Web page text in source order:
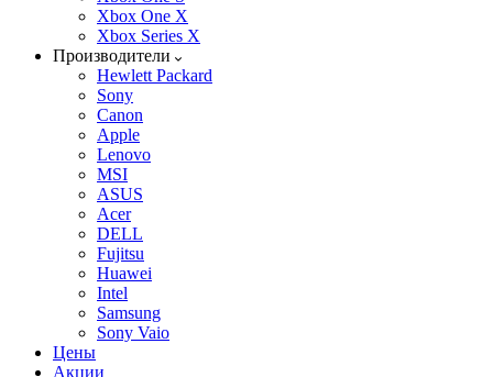
Xbox One X
Xbox Series X
Производители
Hewlett Packard
Sony
Canon
Apple
Lenovo
MSI
ASUS
Acer
DELL
Fujitsu
Huawei
Intel
Samsung
Sony Vaio
Цены
Акции